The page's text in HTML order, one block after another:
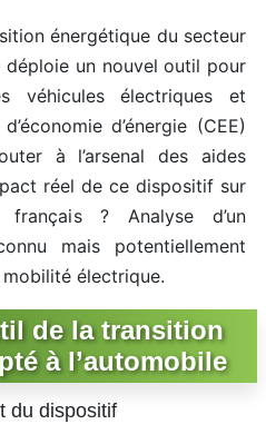
énergétique du secteur
un nouvel outil pour
véhicules électriques et
d’énergie (CEE)
à l’arsenal des aides
réel de ce dispositif sur
? Analyse d’un
mais potentiellement
électrique.
de la transition
à l’automobile
du dispositif